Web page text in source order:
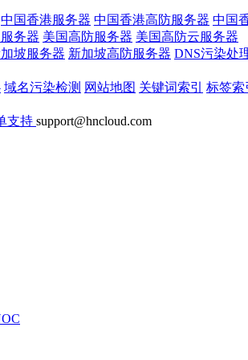
中国香港服务器 中国香港高防服务器 中国
务器 美国高防服务器 美国高防云服务器
坡服务器 新加坡高防服务器 DNS污染处
域名污染检测 网站地图 关键词索引
标签索
支持 support@hncloud.com